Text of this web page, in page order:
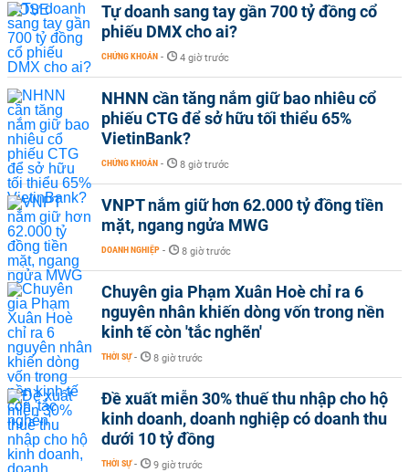
Tự doanh sang tay gần 700 tỷ đồng cổ
phiếu DMX cho ai?
CHỨNG KHOÁN - 4 giờ trước
NHNN cần tăng nắm giữ bao nhiêu cổ
phiếu CTG để sở hữu tối thiểu 65%
VietinBank?
CHỨNG KHOÁN - 8 giờ trước
VNPT nắm giữ hơn 62.000 tỷ đồng tiền
mặt, ngang ngửa MWG
DOANH NGHIỆP - 8 giờ trước
Chuyên gia Phạm Xuân Hoè chỉ ra 6
nguyên nhân khiến dòng vốn trong nền
kinh tế còn 'tắc nghẽn'
THỜI SỰ - 8 giờ trước
Đề xuất miễn 30% thuế thu nhập cho hộ
kinh doanh, doanh nghiệp có doanh thu
dưới 10 tỷ đồng
THỜI SỰ - 9 giờ trước